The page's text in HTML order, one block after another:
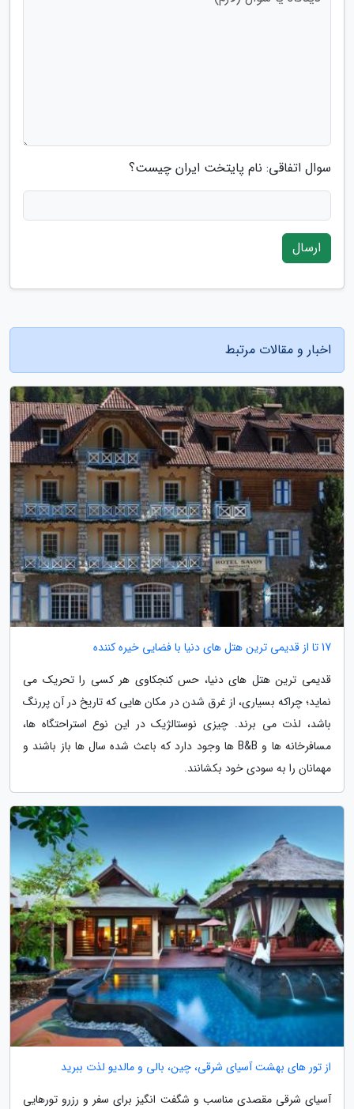
سوال اتفاقی: نام پایتخت ایران چیست؟
ارسال
اخبار و مقالات مرتبط
17 تا از قدیمی ترین هتل های دنیا با فضایی خیره کننده
قدیمی ترین هتل های دنیا، حس کنجکاوی هر کسی را تحریک می
نماید؛ چراکه بسیاری، از غرق شدن در مکان هایی که تاریخ در آن پررنگ
باشد، لذت می برند. چیزی نوستالژیک در این نوع استراحتگاه ها،
مسافرخانه ها و B&B ها وجود دارد که باعث شده سال ها باز باشند و
مهمانان را به سودی خود بکشانند.
از تور های بهشت آسیای شرقی، چین، بالی و مالدیو لذت ببرید
آسیای شرقی مقصدی مناسب و شگفت انگیز برای سفر و رزرو تورهایی